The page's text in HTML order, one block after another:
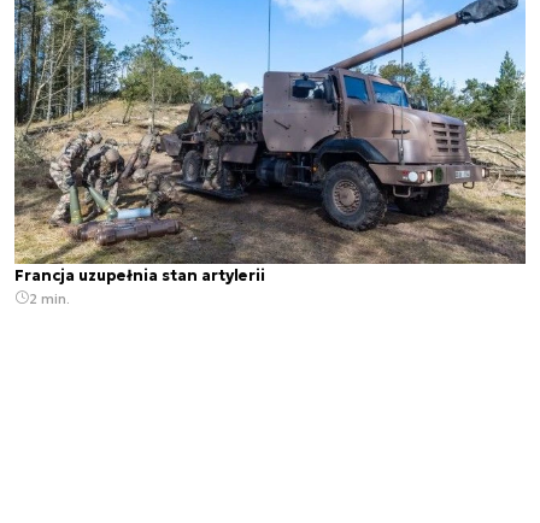
Francja uzupełnia stan artylerii
2 min.